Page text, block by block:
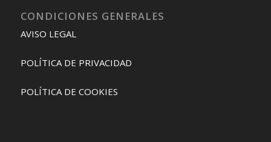
CONDICIONES GENERALES
AVISO LEGAL
POLÍTICA DE PRIVACIDAD
POLÍTICA DE COOKIES